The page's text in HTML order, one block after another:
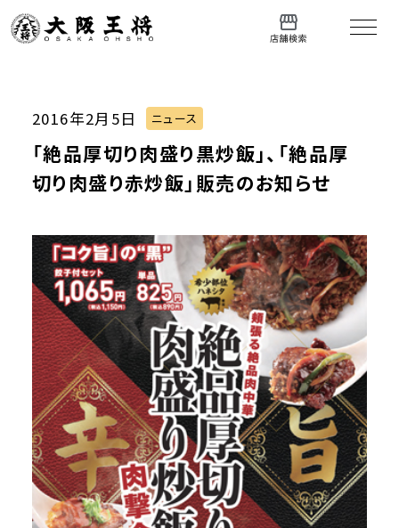
2016年2月5日 ニュース
「絶品厚切り肉盛り黒炒飯」、「絶品厚
切り肉盛り赤炒飯」販売のお知らせ